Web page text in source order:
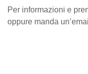
Per informazioni e
oppure manda